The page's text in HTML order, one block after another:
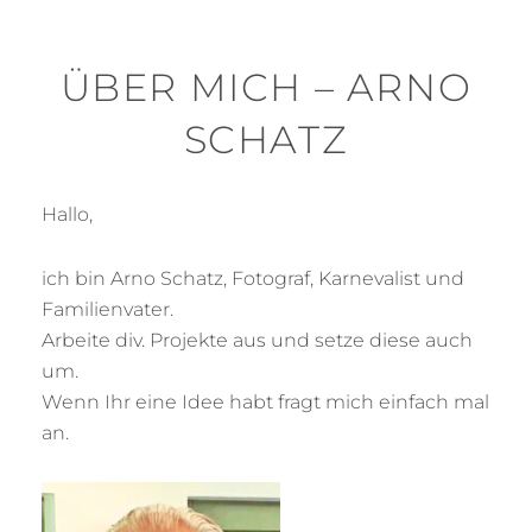
ÜBER MICH – ARNO
SCHATZ
Hallo,
ich bin Arno Schatz, Fotograf, Karnevalist und
Familienvater.
Arbeite div. Projekte aus und setze diese auch
um.
Wenn Ihr eine Idee habt fragt mich einfach mal
an.